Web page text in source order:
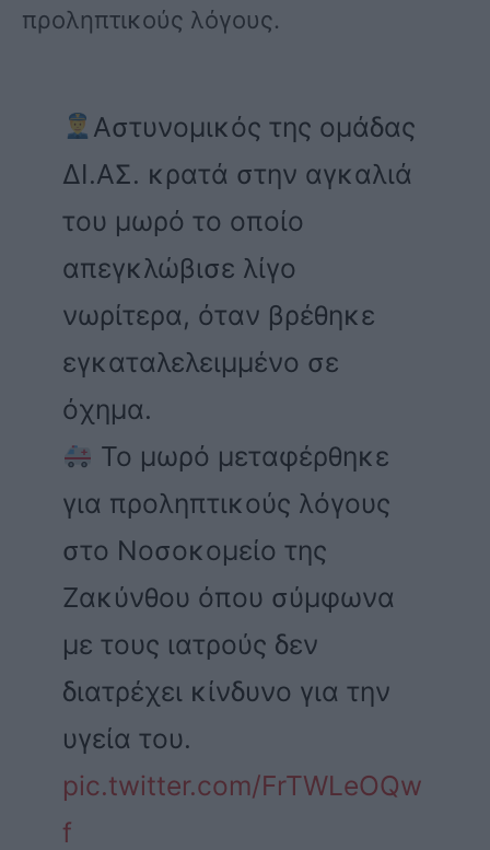
προληπτικούς λόγους.
Αστυνομικός της ομάδας
ΔΙ.ΑΣ. κρατά στην αγκαλιά
του μωρό το οποίο
απεγκλώβισε λίγο
νωρίτερα, όταν βρέθηκε
εγκαταλελειμμένο σε
όχημα.
Το μωρό μεταφέρθηκε
για προληπτικούς λόγους
στο Νοσοκομείο της
Ζακύνθου όπου σύμφωνα
με τους ιατρούς δεν
διατρέχει κίνδυνο για την
υγεία του.
pic.twitter.com/FrTWLeOQw
f